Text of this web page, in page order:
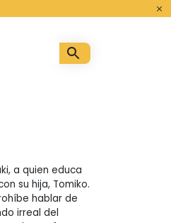
a quien educa
su hija, Tomiko.
hablar de
irreal del